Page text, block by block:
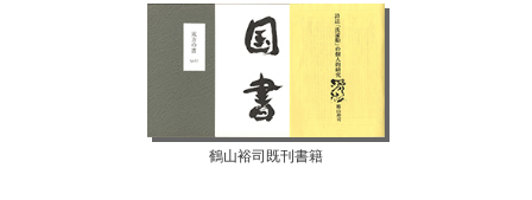
鶴山裕司既刊書籍